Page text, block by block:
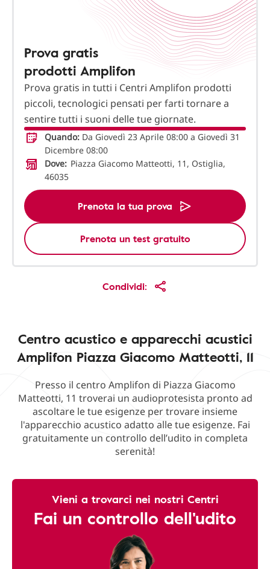
Prova gratis
prodotti Amplifon
Prova gratis in tutti i Centri Amplifon prodotti
piccoli, tecnologici pensati per farti tornare a
sentire tutti i suoni delle tue giornate.
Quando: Da Giovedì 23 Aprile 08:00 a Giovedì 31
Dicembre 08:00
Dove: Piazza Giacomo Matteotti, 11, Ostiglia,
46035
Prenota la tua prova
Prenota un test gratuito
Condividi:
Centro acustico e apparecchi acustici
Amplifon Piazza Giacomo Matteotti, 11
Presso il centro Amplifon di Piazza Giacomo
Matteotti, 11 troverai un audioprotesista pronto ad
ascoltare le tue esigenze per trovare insieme
l'apparecchio acustico adatto alle tue esigenze. Fai
gratuitamente un controllo dell’udito in completa
serenità!
Vieni a trovarci nei nostri Centri
Fai un controllo dell'udito